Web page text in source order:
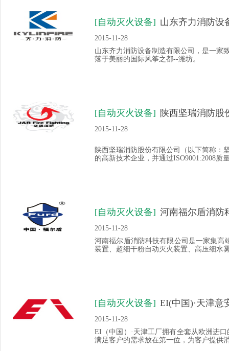
[自动灭火设备] 山东齐力消防设
2015-11-28
山东齐力消防设备制造有限公司，是一家
落于美丽的国际风筝之都--潍坊。
[自动灭火设备] 陕西坚瑞消防股
2015-11-28
陕西坚瑞消防股份有限公司（以下简称：
的高新技术企业，并通过ISO9001:2008
[自动灭火设备] 河南福尔盾消防
2015-11-28
河南福尔盾消防科技有限公司是一家集高
装置、超细干粉自动灭火装置、高压细水
[自动灭火设备] EI(中国)·天津意
2015-11-28
EI（中国）·天津工厂拥有全套从欧洲进
满足客户的需求放在第一位，为客户提供